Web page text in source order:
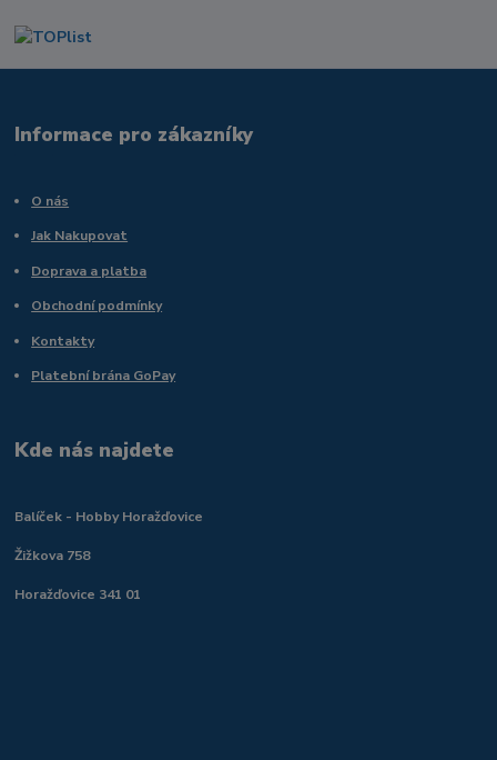
Informace pro zákazníky
O nás
Jak Nakupovat
Doprava a platba
Obchodní podmínky
Kontakty
Platební brána GoPay
Kde nás najdete
Balíček - Hobby Horažďovice
Žižkova 758
Horažďovice 341 01